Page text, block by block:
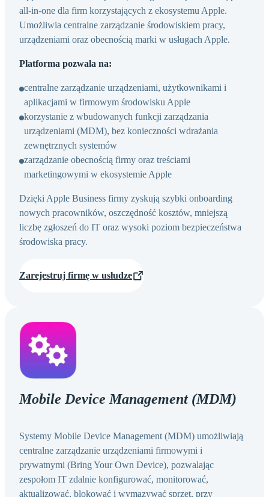
all‑in‑one dla firm korzystających z ekosystemu Apple.
Umożliwia centralne zarządzanie środowiskiem pracy,
urządzeniami oraz obecnością marki w usługach Apple.
Platforma pozwala na:
centralne zarządzanie urządzeniami, użytkownikami i
aplikacjami w firmowym środowisku Apple
korzystanie z wbudowanych funkcji zarządzania
urządzeniami (MDM), bez konieczności wdrażania
zewnętrznych systemów
zarządzanie obecnością firmy oraz treściami
marketingowymi w ekosystemie Apple
Dzięki Apple Business firmy zyskują szybki onboarding
nowych pracowników, oszczędność kosztów, mniejszą
liczbę zgłoszeń do IT oraz wysoki poziom bezpieczeństwa
środowiska pracy.
Zarejestruj firmę w usłudze
Mobile Device Management (MDM)
Systemy Mobile Device Management (MDM) umożliwiają
centralne zarządzanie urządzeniami firmowymi i
prywatnymi (Bring Your Own Device), pozwalając
zespołom IT zdalnie konfigurować, monitorować,
aktualizować, blokować i wymazywać sprzęt, przy